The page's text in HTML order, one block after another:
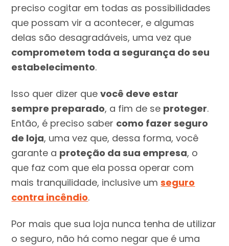
preciso cogitar em todas as possibilidades
que possam vir a acontecer, e algumas
delas são desagradáveis, uma vez que
comprometem toda a segurança do seu
estabelecimento.
Isso quer dizer quevocê deve estar
sempre preparado, a fim de se proteger.
Então, é preciso saber como fazer seguro
de loja, uma vez que, dessa forma, você
garante a proteção da sua empresa, o
que faz com que ela possa operar com
mais tranquilidade, inclusive umseguro
contra incêndio.
Por mais que sua loja nunca tenha de utilizar
o seguro, não há como negar que é uma